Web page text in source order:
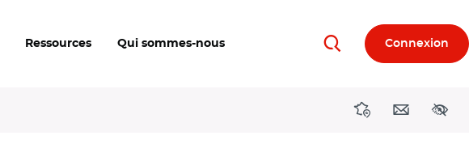
Ressources Qui sommes-nous RechercherConnexion
DirectionsContact